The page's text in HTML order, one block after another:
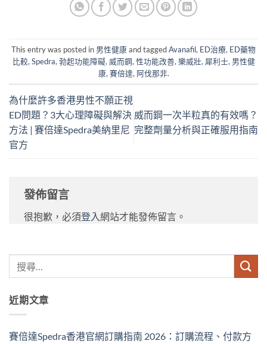
This entry was posted in 男性健康and taggedAvanafil, ED治療, ED藥物
比較, Spedra, 勃起功能障礙, 威而鋼, 性功能改善, 樂威壯, 犀利士, 男性健
康, 賽倍達, 阿伐那非.
為什麼許多香港男性不願正視
ED問題？3大心理障礙與解決
方法 | 賽倍達Spedra美納里尼
官方
威而鋼一次半粒真的有效嗎？
完整劑量分析與正確服用指南
發佈留言
很抱歉，必須登入網站才能發佈留言。
近期文章
賽倍達Spedra香港官網訂購指南 2026：訂購流程、付款方